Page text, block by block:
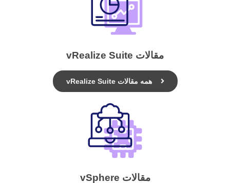
مقالات vRealize Suite
همه مقالات vRealize Suite
مقالات vSphere